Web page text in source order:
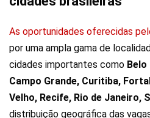
As oportunidades oferecidas
por uma ampla gama de
cidades importantes como
Campo Grande, Curitiba,
Velho, Recife, Rio de Janeiro,
distribuição geográfica das